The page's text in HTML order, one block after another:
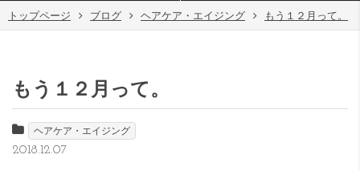
トップページ ブログ ヘアケア・エイジング もう１２月って。
もう１２月って。
ヘアケア・エイジング
2018.12.07